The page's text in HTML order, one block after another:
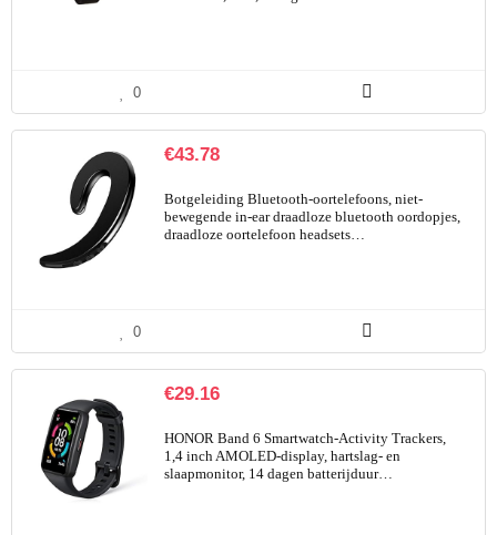
0
€43.78
Botgeleiding Bluetooth-oortelefoons, niet-
bewegende in-ear draadloze bluetooth oordopjes,
draadloze oortelefoon headsets…
0
€29.16
HONOR Band 6 Smartwatch-Activity Trackers,
1,4 inch AMOLED-display, hartslag- en
slaapmonitor, 14 dagen batterijduur…